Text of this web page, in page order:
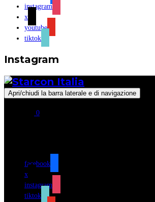
instagram
x
youtube
tiktok
Instagram
Apri/chiudi la barra laterale e di navigazione
0
facebook
x
instagram
tiktok